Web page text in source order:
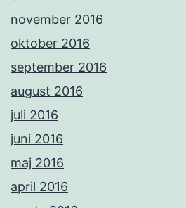
november 2016
oktober 2016
september 2016
august 2016
juli 2016
juni 2016
maj 2016
april 2016